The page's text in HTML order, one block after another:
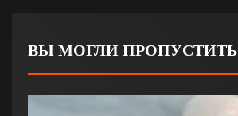
ВЫ МОГЛИ ПРОПУСТИТЬ